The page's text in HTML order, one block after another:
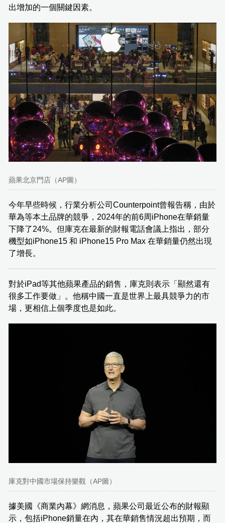
出增加的一個關鍵因素。
蘋果北京門店（AP圖）
今年早些時候，行業分析公司Counterpoint曾報告稱，由於
華為等本土品牌的競爭，2024年的前6周iPhone在華銷量
下降了24%。但庫克在最新的財報電話會議上指出，部分
機型如iPhone15 和 iPhone15 Pro Max 在華銷量仍然出現
了增長。
對於iPad等其他蘋果產品的銷售，庫克則表示「顯然還有
很多工作要做」。他稱中國一直是世界上最具競爭力的市
場，更相信上個季度也是如此。
庫克對中國市場保持樂觀（AP圖）
據美國《商業內幕》網消息，蘋果公司最近公布的財報顯
示，包括iPhone銷量在內，其在華銷售情況超出預期，而